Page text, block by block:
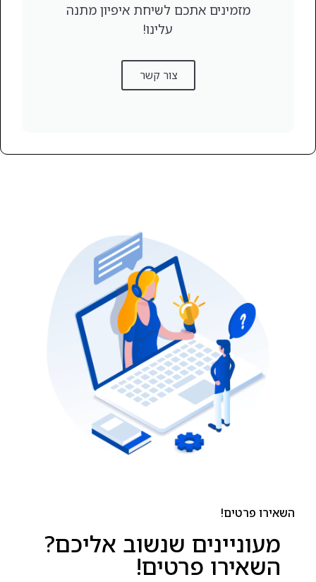
מזמינים אתכם לשיחת איפיון מתנה
עלינו!
צור קשר
השאירו פרטים!
מעוניינים שנשוב אליכם?
השאירו פרטים!